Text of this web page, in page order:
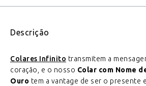
Descrição
Colares Infinito transmitem a
coração, e o nosso Colar com Nome
Ouro tem a vantage de ser o presente